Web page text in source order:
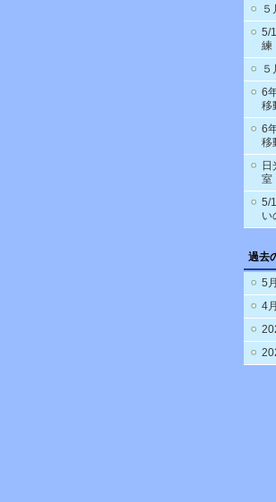
5/
練
6
移
6
移
日
室
5/
い
過去
5月
4月